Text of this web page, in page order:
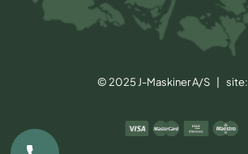
© 2025 J-Maskiner A/S | site: